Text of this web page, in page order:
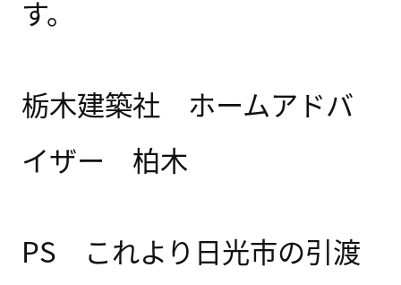
す。
栃木建築社 ホームアドバ
イザー 柏木
PS これより日光市の引渡